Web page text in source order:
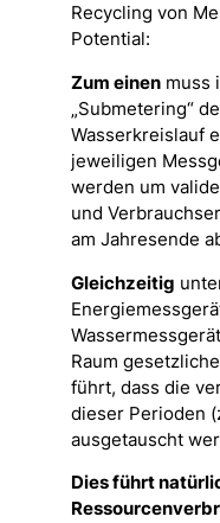
Recycling von
Potential:
Zum einenmuss
„Submetering“
Wasserkreislauf
jeweiligen
werden um
und
am Jahresende
Gleichzeitig
Raum
führt, dass die
dieser Perioden
ausgetauscht
Dies führt